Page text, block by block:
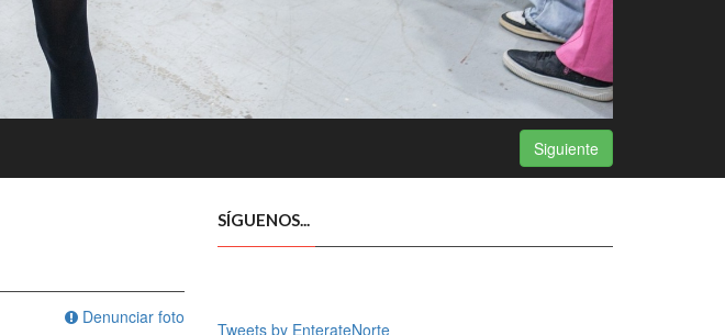
Siguiente
Denunciar foto
SÍGUENOS...
Tweets by EnterateNorte